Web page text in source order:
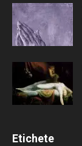
Etichete